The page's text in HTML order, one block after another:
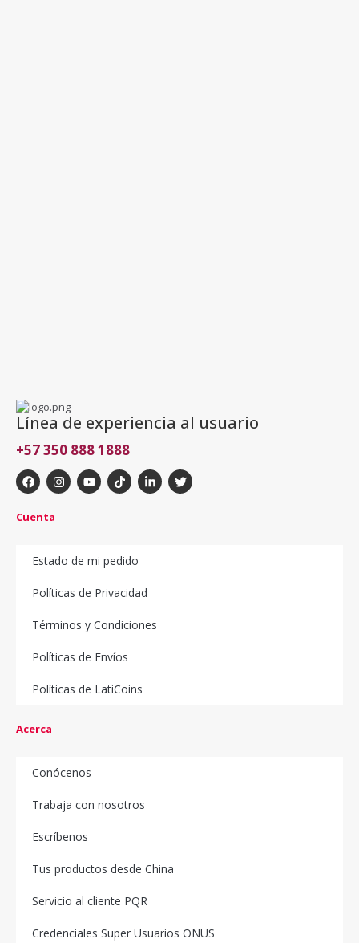
Línea de experiencia al usuario
+57 350 888 1888
Cuenta
Estado de mi pedido
Políticas de Privacidad
Términos y Condiciones
Políticas de Envíos
Políticas de LatiCoins
Acerca
Conócenos
Trabaja con nosotros
Escríbenos
Tus productos desde China
Servicio al cliente PQR
Credenciales Super Usuarios ONUS